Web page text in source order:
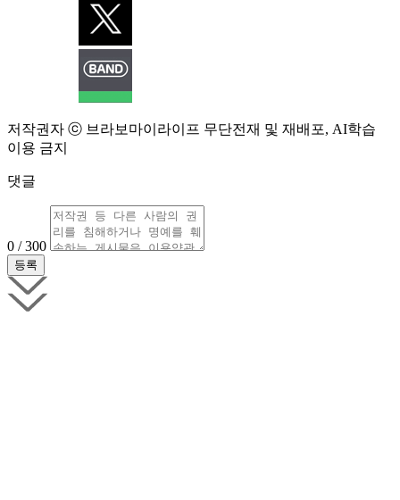
저작권자 ⓒ 브라보마이라이프 무단전재 및 재배포, AI학습
이용 금지
댓글
0 / 300